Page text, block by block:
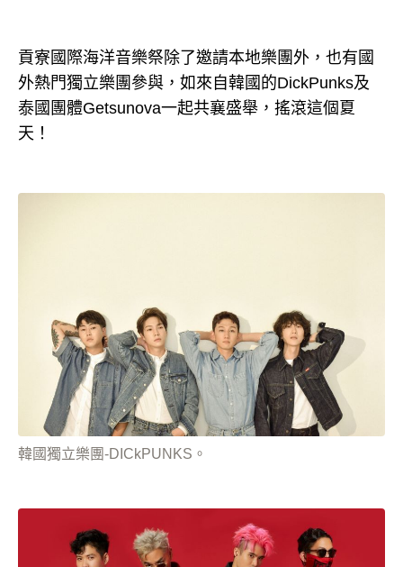
貢寮國際海洋音樂祭除了邀請本地樂團外，也有國
外熱門獨立樂團參與，如來自韓國的DickPunks及
泰國團體Getsunova一起共襄盛舉，搖滾這個夏
天！
韓國獨立樂團-DICkPUNKS。